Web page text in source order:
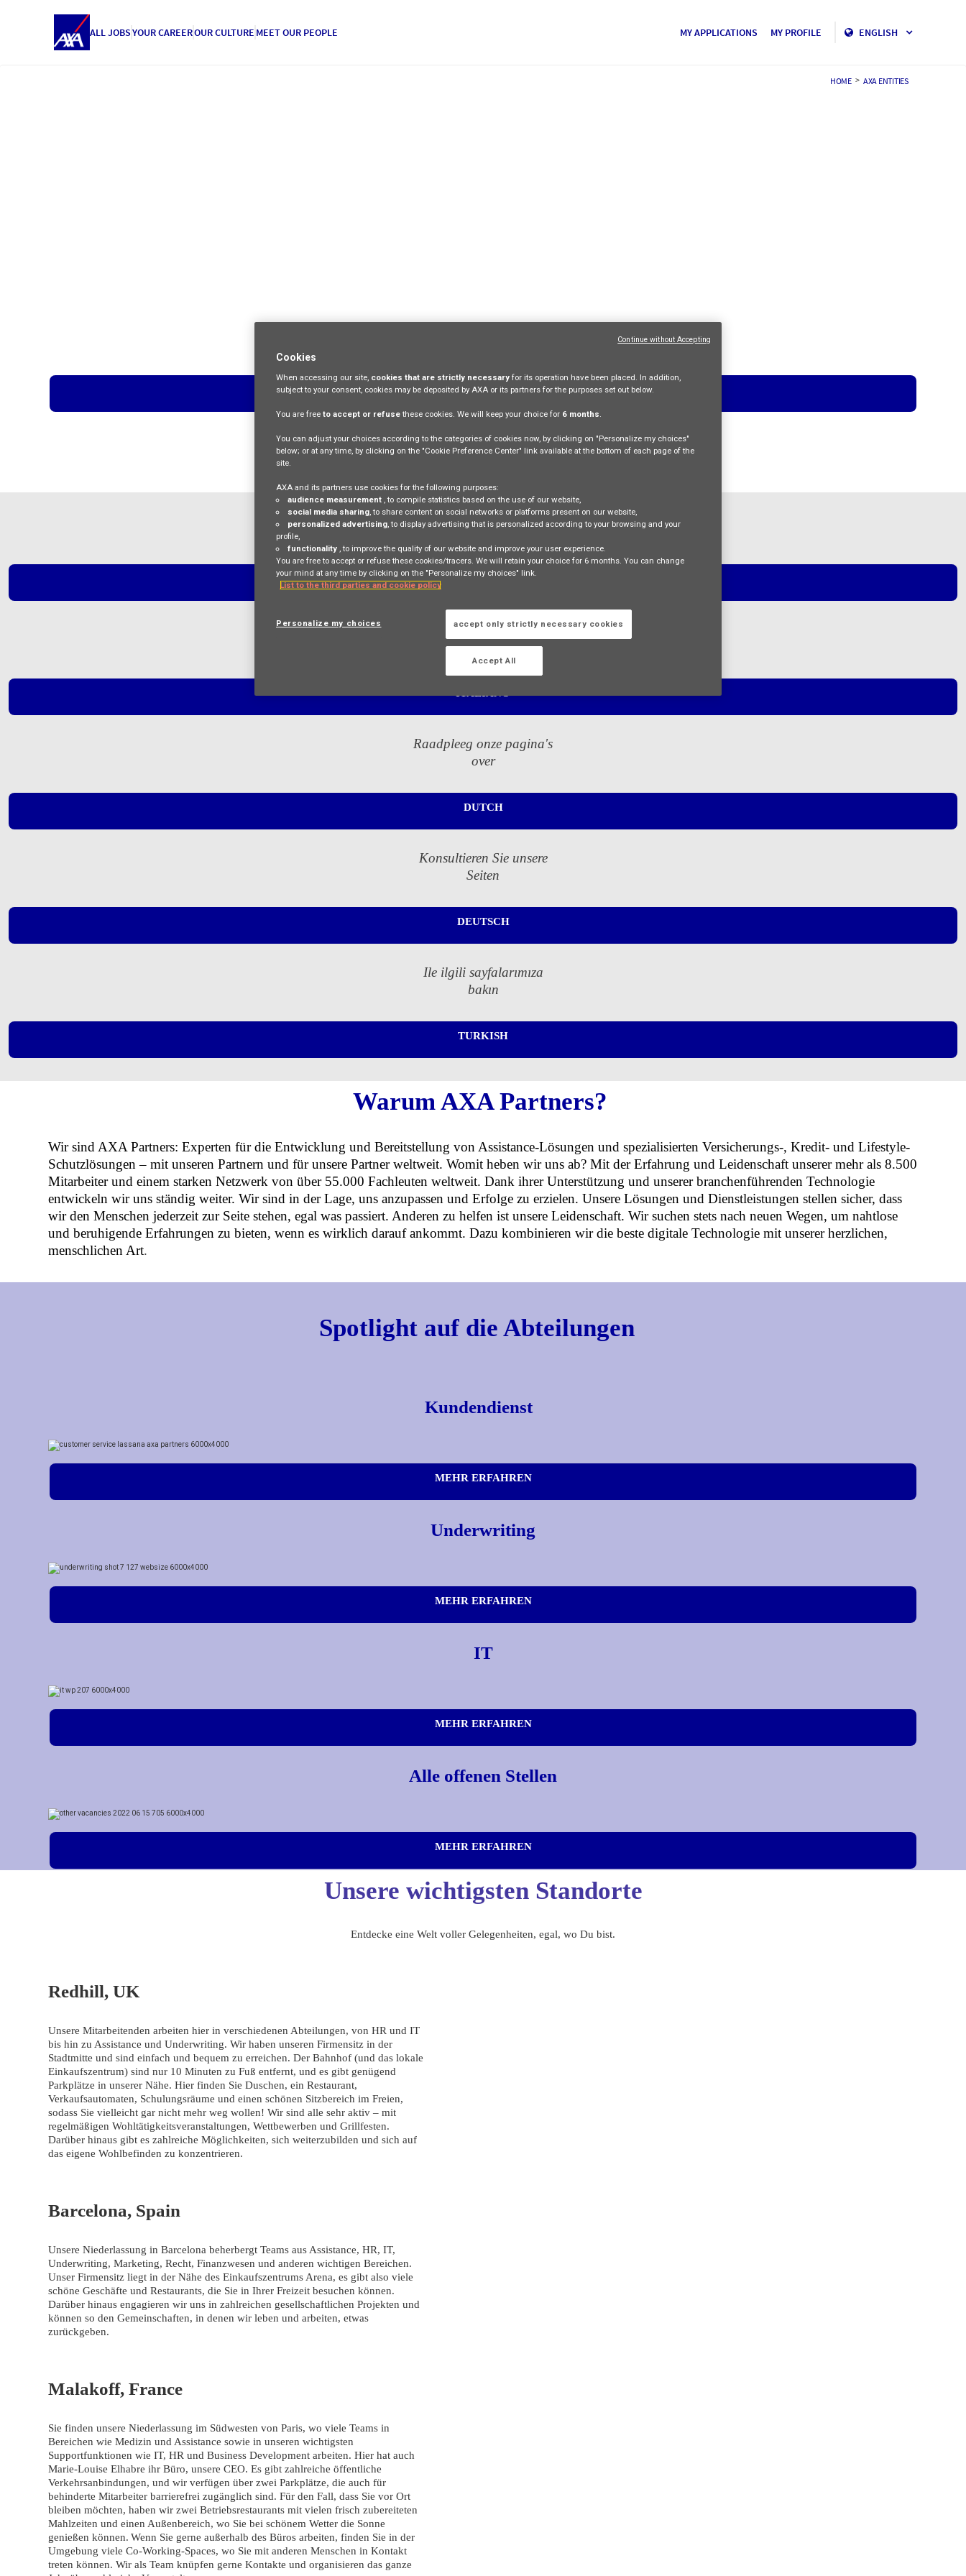
ALL JOBSYOUR CAREEROUR CULTURE MEET OUR PEOPLE MY APPLICATIONS MY PROFILE ENGLISH
HOME > AXA ENTITIES
mogelijkheden
Jobsuche
Consultar nuestras paginas
ESPAÑOL
Consulta le nostre pagine
in
Raadpleeg onze pagina's
over
DUTCH
Konsultieren Sie unsere
Seiten
DEUTSCH
Ile ilgili sayfalarımıza
bakın
TURKISH
Warum AXA Partners?
Wir sind AXA Partners: Experten für die Entwicklung und Bereitstellung von Assistance-Lösungen und spezialisierten Versicherungs-, Kredit- und Lifestyle-
Schutzlösungen – mit unseren Partnern und für unsere Partner weltweit. Womit heben wir uns ab? Mit der Erfahrung und Leidenschaft unserer mehr als 8.500
Mitarbeiter und einem starken Netzwerk von über 55.000 Fachleuten weltweit. Dank ihrer Unterstützung und unserer branchenführenden Technologie
entwickeln wir uns ständig weiter. Wir sind in der Lage, uns anzupassen und Erfolge zu erzielen. Unsere Lösungen und Dienstleistungen stellen sicher, dass
wir den Menschen jederzeit zur Seite stehen, egal was passiert. Anderen zu helfen ist unsere Leidenschaft. Wir suchen stets nach neuen Wegen, um nahtlose
und beruhigende Erfahrungen zu bieten, wenn es wirklich darauf ankommt. Dazu kombinieren wir die beste digitale Technologie mit unserer herzlichen,
menschlichen Art.
Spotlight auf die Abteilungen
Kundendienst
MEHR ERFAHREN
Underwriting
MEHR ERFAHREN
IT
MEHR ERFAHREN
Alle offenen Stellen
MEHR ERFAHREN
Unsere wichtigsten Standorte
Entdecke eine Welt voller Gelegenheiten, egal, wo Du bist.
Redhill, UK
Unsere Mitarbeitenden arbeiten hier in verschiedenen Abteilungen, von HR und IT
bis hin zu Assistance und Underwriting. Wir haben unseren Firmensitz in der
Stadtmitte und sind einfach und bequem zu erreichen. Der Bahnhof (und das lokale
Einkaufszentrum) sind nur 10 Minuten zu Fuß entfernt, und es gibt genügend
Parkplätze in unserer Nähe. Hier finden Sie Duschen, ein Restaurant,
Verkaufsautomaten, Schulungsräume und einen schönen Sitzbereich im Freien,
sodass Sie vielleicht gar nicht mehr weg wollen! Wir sind alle sehr aktiv – mit
regelmäßigen Wohltätigkeitsveranstaltungen, Wettbewerben und Grillfesten.
Darüber hinaus gibt es zahlreiche Möglichkeiten, sich weiterzubilden und sich auf
das eigene Wohlbefinden zu konzentrieren.
Barcelona, Spain
Unsere Niederlassung in Barcelona beherbergt Teams aus Assistance, HR, IT,
Underwriting, Marketing, Recht, Finanzwesen und anderen wichtigen Bereichen.
Unser Firmensitz liegt in der Nähe des Einkaufszentrums Arena, es gibt also viele
schöne Geschäfte und Restaurants, die Sie in Ihrer Freizeit besuchen können.
Darüber hinaus engagieren wir uns in zahlreichen gesellschaftlichen Projekten und
können so den Gemeinschaften, in denen wir leben und arbeiten, etwas
zurückgeben.
Malakoff, France
Sie finden unsere Niederlassung im Südwesten von Paris, wo viele Teams in
Bereichen wie Medizin und Assistance sowie in unseren wichtigsten
Supportfunktionen wie IT, HR und Business Development arbeiten. Hier hat auch
Marie-Louise Elhabre ihr Büro, unsere CEO. Es gibt zahlreiche öffentliche
Verkehrsanbindungen, und wir verfügen über zwei Parkplätze, die auch für
behinderte Mitarbeiter barrierefrei zugänglich sind. Für den Fall, dass Sie vor Ort
bleiben möchten, haben wir zwei Betriebsrestaurants mit vielen frisch zubereiteten
Mahlzeiten und einen Außenbereich, wo Sie bei schönem Wetter die Sonne
genießen können. Wenn Sie gerne außerhalb des Büros arbeiten, finden Sie in der
Umgebung viele Co-Working-Spaces, wo Sie mit anderen Menschen in Kontakt
treten können. Wir als Team knüpfen gerne Kontakte und organisieren das ganze
Cookies
When accessing our site, cookies that are strictly necessary for its operation have been placed. In addition,
subject to your consent, cookies may be deposited by AXA or its partners for the purposes set out below.
You are free to accept or refusethese cookies. We will keep your choice for 6 months.
You can adjust your choices according to the categories of cookies now, by clicking on "Personalize my choices"
below; or at any time, by clicking on the "Cookie Preference Center" link available at the bottom of each page of the
site.
AXA and its partners use cookies for the following purposes:
audience measurement , to compile statistics based on the use of our website,
social media sharing, to share content on social networks or platforms present on our website,
personalized advertising, to display advertising that is personalized according to your browsing and your
profile,
functionality , to improve the quality of our website and improve your user experience.
You are free to accept or refuse these cookies/tracers. We will retain your choice for 6 months. You can change
your mind at any time by clicking on the "Personalize my choices" link.
List to the third parties and cookie policy
Personalize my choices accept only strictly necessary cookies
Accept All
Continue without Accepting